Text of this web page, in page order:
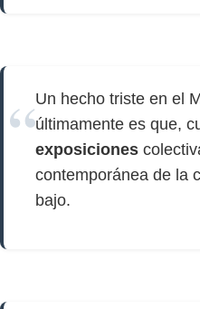
Un hecho triste en el
últimamente es que,
exposiciones
contemporánea de la
bajo.